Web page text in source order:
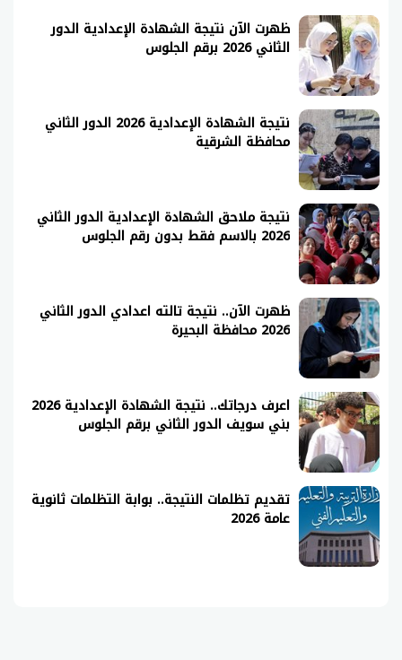
ظهرت الآن نتيجة الشهادة الإعدادية الدور
الثاني 2026 برقم الجلوس
نتيجة الشهادة الإعدادية 2026 الدور الثاني
محافظة الشرقية
نتيجة ملاحق الشهادة الإعدادية الدور الثاني
2026 بالاسم فقط بدون رقم الجلوس
ظهرت الآن.. نتيجة تالته اعدادي الدور الثاني
2026 محافظة البحيرة
اعرف درجاتك.. نتيجة الشهادة الإعدادية 2026
بني سويف الدور الثاني برقم الجلوس
تقديم تظلمات النتيجة.. بوابة التظلمات ثانوية
عامة 2026